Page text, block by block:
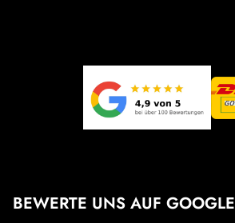
BEWERTE UNS AUF GOOGLE